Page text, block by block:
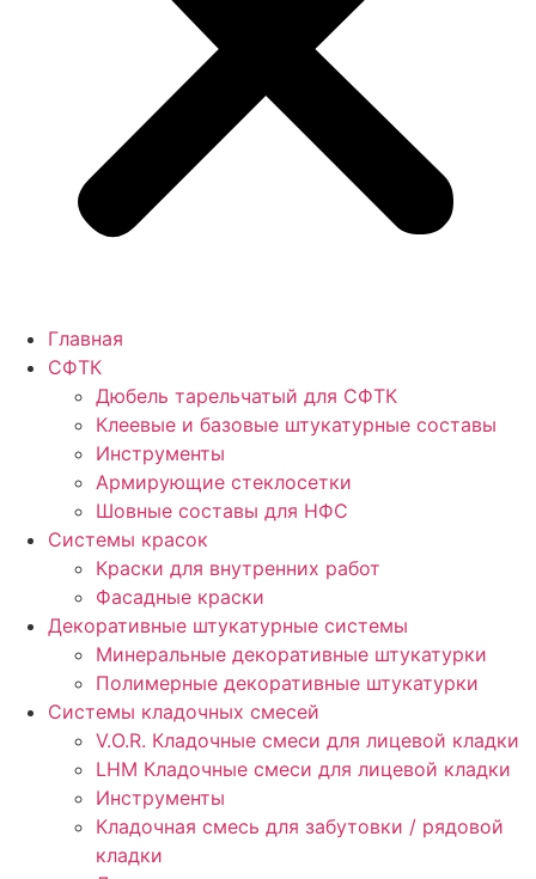
Главная
СФТК
Дюбель тарельчатый для СФТК
Клеевые и базовые штукатурные составы
Инструменты
Армирующие стеклосетки
Шовные составы для НФС
Cистемы красок
Краски для внутренних работ
Фасадные краски
Декоративные штукатурные системы
Минеральные декоративные штукатурки
Полимерные декоративные штукатурки
Системы кладочных смесей
V.O.R. Кладочные смеси для лицевой кладки
LHM Кладочные смеси для лицевой кладки
Инструменты
Кладочная смесь для забутовки / рядовой
кладки